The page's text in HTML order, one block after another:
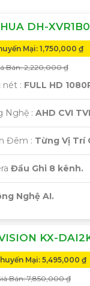
sự điều
DH-
Mại: 1,750,000 ₫
Bán: 2,220,000 ₫
nét : FULL HD
Nghệ : AHD CVI
Đêm : Từng Vị Trí
Đầu Ghi 8 kênh.
Nghệ AI.
KX-
Mại: 5,495,000 ₫
Bán: 7,850,000 ₫